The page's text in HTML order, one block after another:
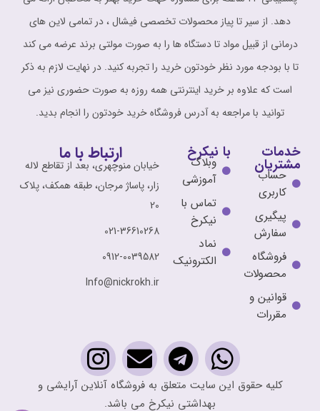
دهد. از سیر تا پیاز محصولات تخصصی فیشال ، در تمامی لاین های
درمانی از قبیل مواد تا دستگاه ها را به صورت مولتی برند عرضه می کند
تا با بودجه مورد نظر خودتون خرید را تجربه کنید. در نهایت لازم به ذکر
است که علاوه بر خرید اینترنتی همه روزه به صورت حضوری نیز می
توانید با مراجعه به آدرس فروشگاه خرید خودتون را انجام بدید.
خدمات
مشتریان
حساب
کاربری
پیگیری
سفارش
فروشگاه
محصولات
قوانین و
مقررات
با نیکرخ
وبلاگ
آموزشی
تماس با
نیکرخ
نماد
الکترونیک
ارتباط با ما
خیابان منوچهری، بعد از تقاطع لاله
زار، پاساژ مرجان، طبقه همکف، پلاک
20
021-36610268
0912-0039582
Info@nickrokh.ir
کلیه حقوق این سایت متعلق به فروشگاه آنلاین آرایشی و
بهداشتی نیکرخ می باشد.